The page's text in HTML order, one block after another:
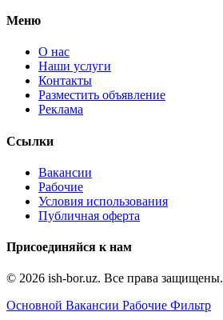
Меню
О нас
Наши услуги
Контакты
Разместить объявление
Реклама
Ссылки
Вакансии
Рабочие
Условия использования
Публичная оферта
Присоединяйся к нам
© 2026 ish-bor.uz. Все права защищены.
Основной Вакансии Рабочие Фильтр